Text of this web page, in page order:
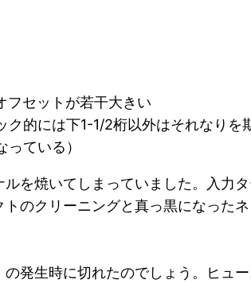
フセットが若干大きい
的には下1-1/2桁以外はそれなりを
ている）
を焼いてしまっていました。入力
のクリーニングと真っ黒になっ
発生時に切れたのでしょう。ヒュ